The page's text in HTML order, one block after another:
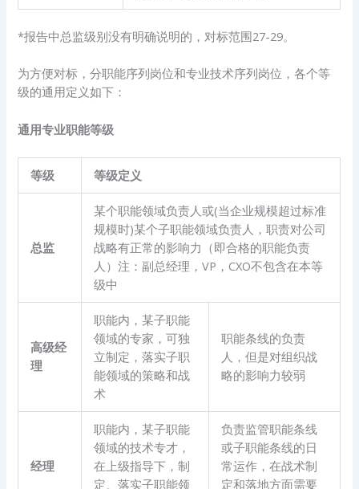
*报告中总监级别没有明确说明的，对标范围27-29。
为方便对标，分职能序列岗位和专业技术序列岗位，各个等
级的通用定义如下：
通用专业职能等级
等级 等级定义
总监
某个职能领域负责人或(当企业规模超过标准
规模时)某个子职能领域负责人，职责对公司
战略有正常的影响力（即合格的职能负责
人）注：副总经理，VP，CXO不包含在本等
级中
高级经
理
职能内，某子职能
领域的专家，可独
立制定，落实子职
能领域的策略和战
术
职能条线的负责
人，但是对组织战
略的影响力较弱
经理
职能内，某子职能
领域的技术专才，
在上级指导下，制
定、落实子职能领
负责监管职能条线
或子职能条线的日
常运作，在战术制
定和落地方面需要